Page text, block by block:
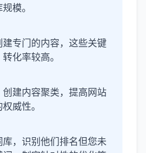
模。
专门的内容，这些关键
化率较高。
建内容聚类，提高网站
威性。
，识别他们排名但您未